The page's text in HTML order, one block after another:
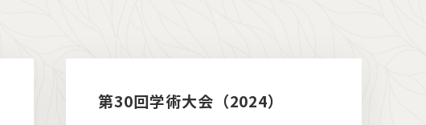
第30回学術大会（2024）